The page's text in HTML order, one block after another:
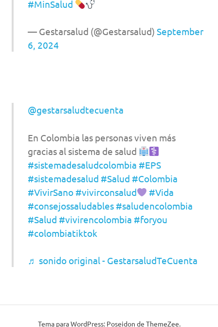
#MinSalud
— Gestarsalud (@Gestarsalud) September
6, 2024
@gestarsaludtecuenta
En Colombia las personas viven más
gracias al sistema de salud
#sistemadesaludcolombia #EPS
#sistemadesalud #Salud #Colombia
#VivirSano #vivirconsalud
#Vida
#consejossaludables #saludencolombia
#Salud #vivirencolombia #foryou
#colombiatiktok
♬ sonido original - GestarsaludTeCuenta
Tema para WordPress: Poseidon de ThemeZee.